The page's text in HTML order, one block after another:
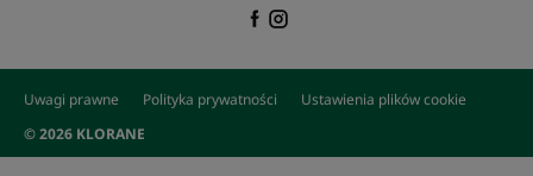
Uwagi prawne Polityka prywatności
Ustawienia plików cookie
© 2026 KLORANE